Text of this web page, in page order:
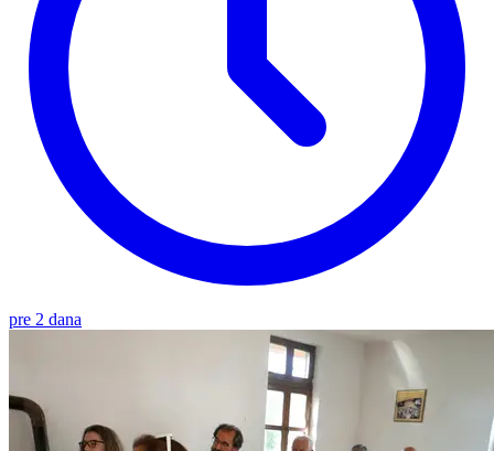
pre 2 dana